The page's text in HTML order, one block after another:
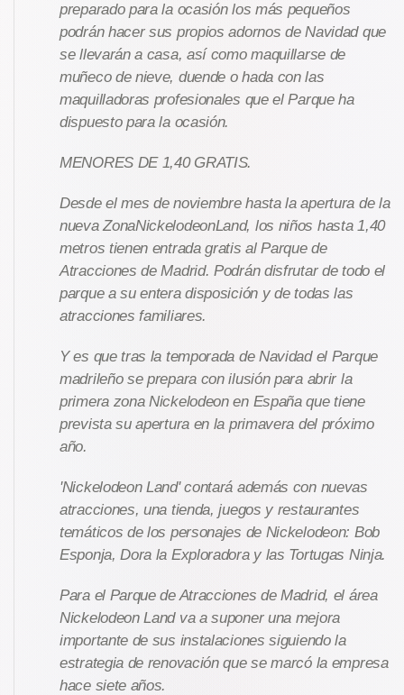
preparado para la ocasión los más pequeños
podrán hacer sus propios adornos de Navidad que
se llevarán a casa, así como maquillarse de
muñeco de nieve, duende o hada con las
maquilladoras profesionales que el Parque ha
dispuesto para la ocasión.
MENORES DE 1,40 GRATIS.
Desde el mes de noviembre hasta la apertura de la
nueva ZonaNickelodeonLand, los niños hasta 1,40
metros tienen entrada gratis al Parque de
Atracciones de Madrid. Podrán disfrutar de todo el
parque a su entera disposición y de todas las
atracciones familiares.
Y es que tras la temporada de Navidad el Parque
madrileño se prepara con ilusión para abrir la
primera zona Nickelodeon en España que tiene
prevista su apertura en la primavera del próximo
año.
'Nickelodeon Land' contará además con nuevas
atracciones, una tienda, juegos y restaurantes
temáticos de los personajes de Nickelodeon: Bob
Esponja, Dora la Exploradora y las Tortugas Ninja.
Para el Parque de Atracciones de Madrid, el área
Nickelodeon Land va a suponer una mejora
importante de sus instalaciones siguiendo la
estrategia de renovación que se marcó la empresa
hace siete años.